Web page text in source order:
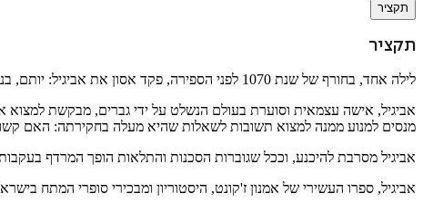
תקציר
תקציר
לילה אחד, בחורף של שנת 1070 לפני הספירה, פקד אסון את אביגיל: יותם, בנה יחידה, נרצח במיטתו.
אביגיל, אישה עצמאית וסוערת בעולם הנשלט על ידי גברים, מבקשת
מנסים למנוע ממנה למצוא תשובות לשאלות שהיא מעלה בחקירתה: האם
אביגיל מסרבת להיכנע, וככל שגוברות הסכנות והתלאות הופך המרדף
אביגיל, ספרו העשירי של אמנון ז'קונט, היסטוריון ומבכירי סופרי המתח